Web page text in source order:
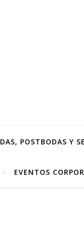
POSTBODAS Y
EVENTOS